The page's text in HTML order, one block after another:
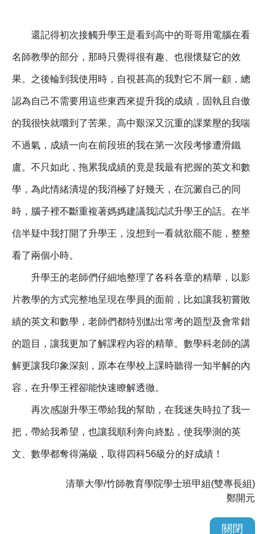
還記得初次接觸升學王是看到高中的哥哥用電腦在看
名師教學的部分，那時只覺得很有趣、也很懷疑它的效
果。之後輪到我使用時，自視甚高的我對它不屑一顧，總
認為自己不需要用這些東西來提升我的成績，固執且自傲
的我很快就嚐到了苦果。高中艱深又沉重的課業壓的我喘
不過氣，成績一向在前段班的我在第一次段考慘遭滑鐵
盧。不只如此，拖累我成績的竟是我最有把握的英文和數
學，為此情緒潰堤的我消極了好幾天，在沉澱自己的同
時，腦子裡不斷重複著媽媽建議我試試升學王的話。在半
信半疑中我打開了升學王，沒想到一看就欲罷不能，整整
看了兩個小時。
升學王的老師們仔細地整理了各科各章的精華，以影
片教學的方式完整地呈現在學員的面前，比如讓我初嘗敗
績的英文和數學，老師們都特別點出常考的題型及會常錯
的題目，讓我更加了解課程內容的精華。數學科老師的講
解更讓我印象深刻，原本在學校上課時聽得一知半解的內
容，在升學王裡卻能快速瞭解透徹。
再次感謝升學王帶給我的幫助，在我迷失時拉了我一
把，帶給我希望，也讓我順利奔向終點，使我學測的英
文、數學都奪得滿級，取得四科56級分的好成績！
清華大學/竹師教育學院學士班甲組(雙專長組)
鄭開元
關閉